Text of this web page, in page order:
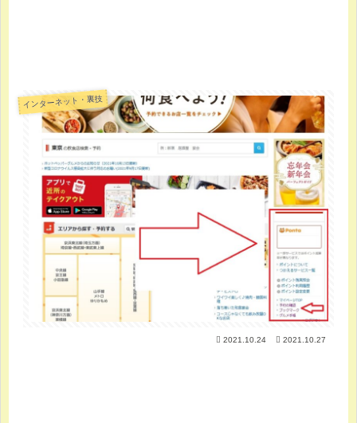
インターネット・裏技
2021.10.24 2021.10.27